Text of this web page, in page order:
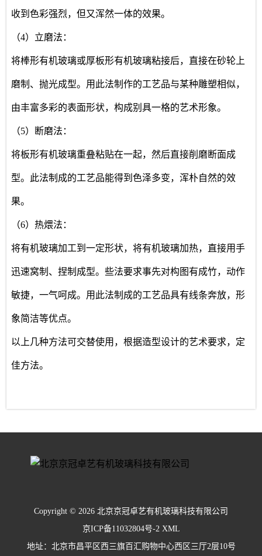
收到色彩强烈，但又浑然一体的效果。
（4）立磨法：
将棒形有机玻璃或厚板形有机玻璃粘接后，直接在砂轮上
磨制、抛光成型。用此法制作的工艺品与某种雕塑相似，
由丰富多彩的表面形状，构成别具一格的艺术形象。
（5）断磨法：
将板形有机玻璃重叠粘贴在一起，然后直接削磨断面成
型。此法制成的工艺品能得到色泽多变，浑朴自然的效
果。
（6）热煨法：
将有机玻璃加工到一定形状，将有机玻璃加热，直接用手
迅速窝制、捏制成型。些法要求事先对构图有成竹，动作
敏捷，一气呵成。用此法制成的工艺品具有线条奔放，形
象简洁等优点。
以上几种方法可交替使用，根据造型设计的艺术要求，定
佳方法。
Copyright © 2026 北京京冠卓艺有机玻璃科技有限公司
京ICP备11032804号-2 XML
地址：北京市昌平区西三旗百汇购物中心西区三厅2层10号